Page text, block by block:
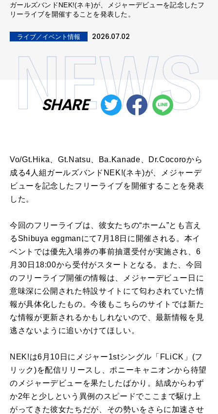
ガールズバンドNEK!(ネキ)が、メジャーデビューを記念したフ
リーライブを開催することを発表した。
ライブ／イベント情報 2026.07.02
SHARE
Vo/Gt.Hika、Gt.Natsu、Ba.Kanade、Dr.Cocoroから
成る4人組ガールズバンドNEK!(ネキ)が、メジャーデ
ビューを記念したフリーライブを開催することを発表
した。
今回のフリーライブは、彼女たちの“ホーム”とも言え
るShibuya eggmanにて7月18日に開催される。本イ
ベントでは優先入場券の事前抽選受付が実施され、6
月30日18:00から受付がスタートとなる。また、今回
のフリーライブ開催の情報は、メジャーデビュー日に
意味深に公開された特設サイトにて匂わされていた情
報が具体化したもの。今後もこちらのサイトでは新た
な情報が更新されるかもしれないので、最新情報を見
逃さないように追いかけてほしい。
NEK!は6月10日にメジャー1stシングル「FLiCK」(フ
リック)を配信リリースし、ポニーキャニオンから待望
のメジャーデビューを果たしたばかり。結成からわず
か2年と少しという異例のスピードでここまで駆け上
がってきた彼女たちだが、その勢いをさらに加速させ